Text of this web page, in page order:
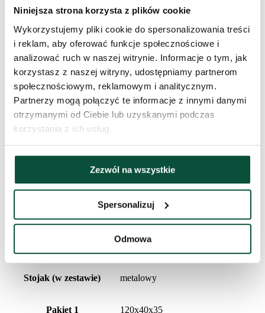
Niniejsza strona korzysta z plików cookie
Wykorzystujemy pliki cookie do spersonalizowania treści
i reklam, aby oferować funkcje społecznościowe i
analizować ruch w naszej witrynie. Informacje o tym, jak
korzystasz z naszej witryny, udostępniamy partnerom
społecznościowym, reklamowym i analitycznym.
Partnerzy mogą połączyć te informacje z innymi danymi
otrzymanymi od Ciebie lub uzyskanymi podczas
korzystania z ich usług.
Zezwól na wszystkie
Spersonalizuj
Odmowa
Procentowy udział 3D/PVC 100/0
Rodzaj igliwia 100% PE
Typ rozkładania snap tree
Waga (netto) 1,3
16,5
Stojak (w zestawie) metalowy
Pakiet 1 120x40x35